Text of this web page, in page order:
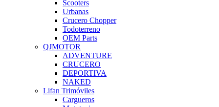
Scooters
Urbanas
Crucero Chopper
Todoterreno
OEM Parts
QJMOTOR
ADVENTURE
CRUCERO
DEPORTIVA
NAKED
Lifan Trimóviles
Cargueros